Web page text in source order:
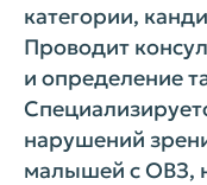
категории,
Проводит
и определение
нарушений
малышей с ОВЗ,